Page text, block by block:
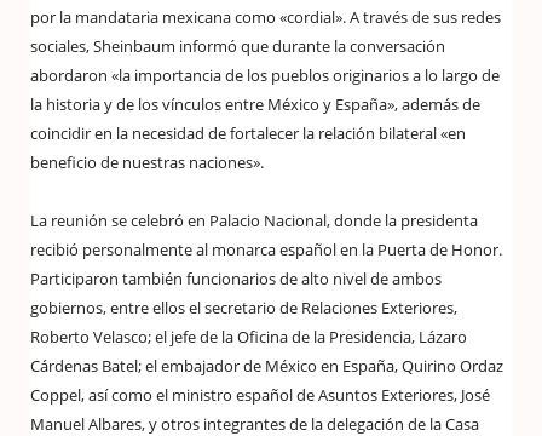
por la mandataria mexicana como «cordial». A través de sus redes
sociales, Sheinbaum informó que durante la conversación
abordaron «la importancia de los pueblos originarios a lo largo de
la historia y de los vínculos entre México y España», además de
coincidir en la necesidad de fortalecer la relación bilateral «en
beneficio de nuestras naciones».
La reunión se celebró en Palacio Nacional, donde la presidenta
recibió personalmente al monarca español en la Puerta de Honor.
Participaron también funcionarios de alto nivel de ambos
gobiernos, entre ellos el secretario de Relaciones Exteriores,
Roberto Velasco; el jefe de la Oficina de la Presidencia, Lázaro
Cárdenas Batel; el embajador de México en España, Quirino Ordaz
Coppel, así como el ministro español de Asuntos Exteriores, José
Manuel Albares, y otros integrantes de la delegación de la Casa